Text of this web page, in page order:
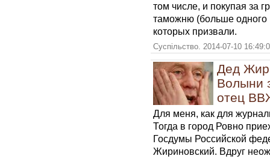
том числе, и покупая за
таможню (больше одного
которых призвали.
Суспільство. 2014-07-10
Дед
Волыни
отец
Для меня, как для
Тогда в город Ровно
Госдумы Российской
Жириновский. Вдруг